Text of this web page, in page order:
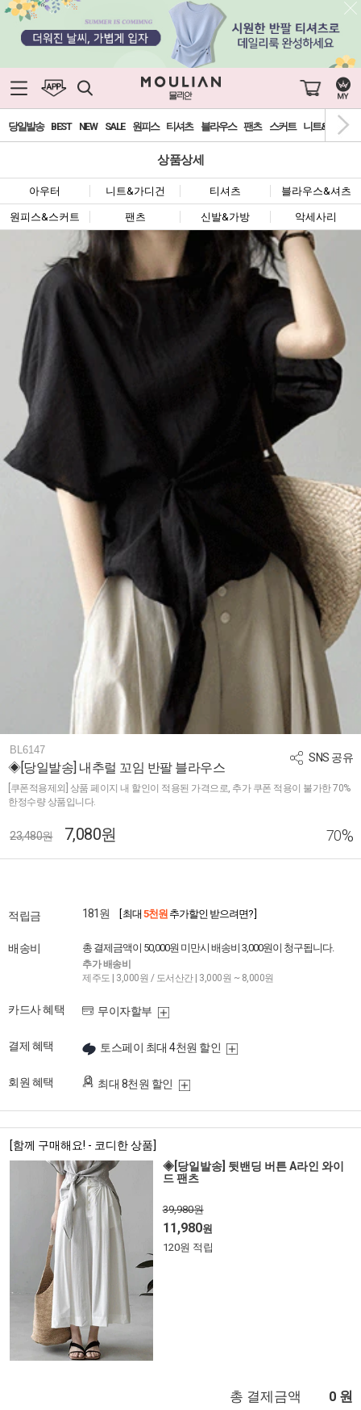
당일발송 BEST NEW SALE 원피스 티셔츠 블라우스 팬츠 스커트 니트&가디건
상품상세
아우터 니트&가디건 티셔츠 블라우스&셔츠
원피스&스커트 팬츠 신발&가방 악세사리
SNS 공유
BL6147
◈[당일발송] 내추럴 꼬임 반팔 블라우스
[쿠폰적용제외] 상품 페이지 내 할인이 적용된 가격으로, 추가 쿠폰 적용이 불가한 70%
한정수량 상품입니다.
23,480원 7,080원 70%
적립금 181원 [ 최대 5천원 추가할인 받으려면? ]
배송비 총 결제금액이 50,000원 미만시 배송비 3,000원이 청구됩니다.
추가 배송비
제주도 | 3,000원 / 도서산간 | 3,000원 ~ 8,000원
카드사 혜택 무이자할부
결제 혜택 토스페이 최대 4천원 할인
회원 혜택 최대 8천원 할인
[함께 구매해요! - 코디한 상품]
◈[당일발송] 뒷밴딩 버튼 A라인 와이
드 팬츠
39,980원
11,980원
120원 적립
총 결제금액 0 원